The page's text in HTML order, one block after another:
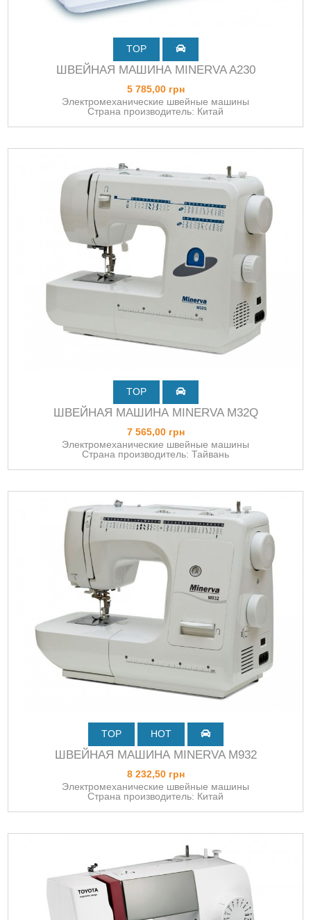
TOP
ШВЕЙНАЯ МАШИНА MINERVA A230
5 785,00 грн
Электромеханические швейные машины
Страна производитель: Китай
TOP
ШВЕЙНАЯ МАШИНА MINERVA M32Q
7 565,00 грн
Электромеханические швейные машины
Страна производитель: Тайвань
TOP HOT
ШВЕЙНАЯ МАШИНА MINERVA M932
8 232,50 грн
Электромеханические швейные машины
Страна производитель: Китай